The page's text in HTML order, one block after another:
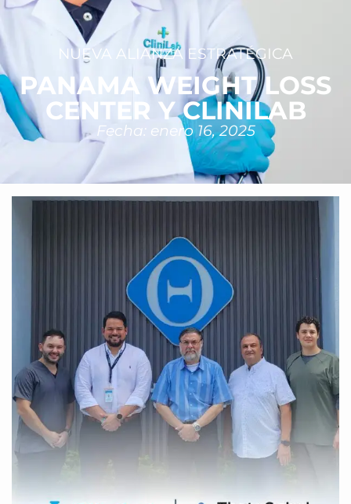
NUEVA ALIANZA ESTRATÉGICA
PANAMA WEIGHT LOSS
CENTER Y CLINILAB
Fecha: enero 16, 2025